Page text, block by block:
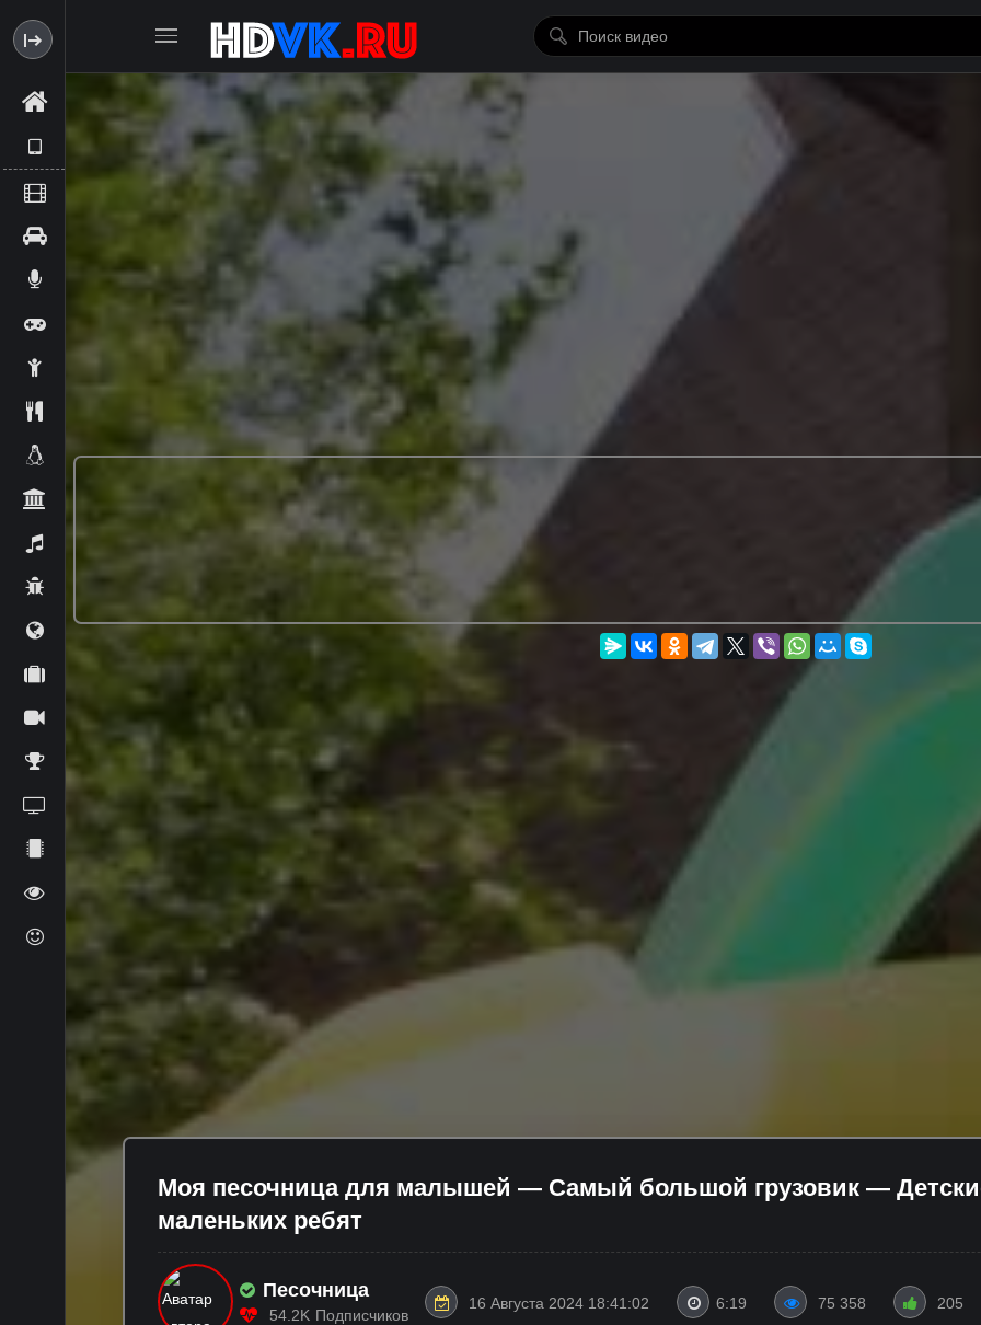
Моя песочница для малышей — Самый большой грузовик —
маленьких ребят
Песочница
54.2K Подписчиков
16 Августа 2024 18:41:02 6:19 75 358 205